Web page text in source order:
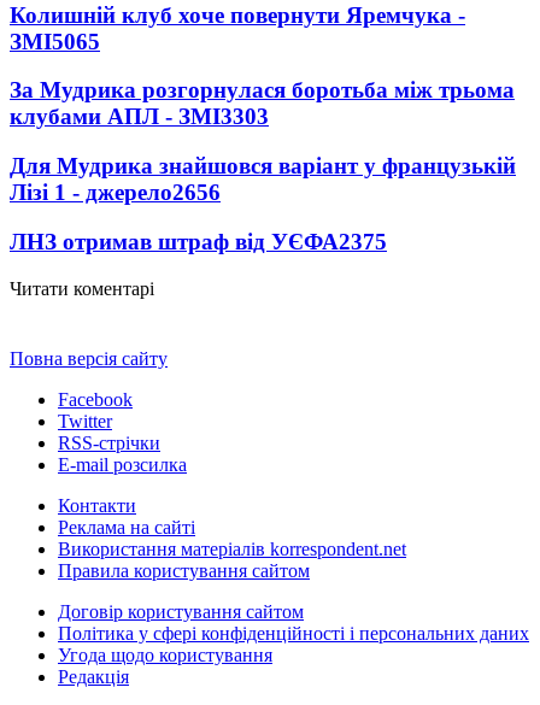
Колишній клуб хоче повернути Яремчука -
ЗМІ5065
За Мудрика розгорнулася боротьба між трьома
клубами АПЛ - ЗМІ3303
Для Мудрика знайшовся варіант у французькій
Лізі 1 - джерело2656
ЛНЗ отримав штраф від УЄФА2375
Читати коментарі
Повна версія сайту
Facebook
Twitter
RSS-стрічки
E-mail розсилка
Контакти
Реклама на сайті
Використання матеріалів korrespondent.net
Правила користування сайтом
Договір користування сайтом
Політика у сфері конфіденційності і персональних даних
Угода щодо користування
Редакція